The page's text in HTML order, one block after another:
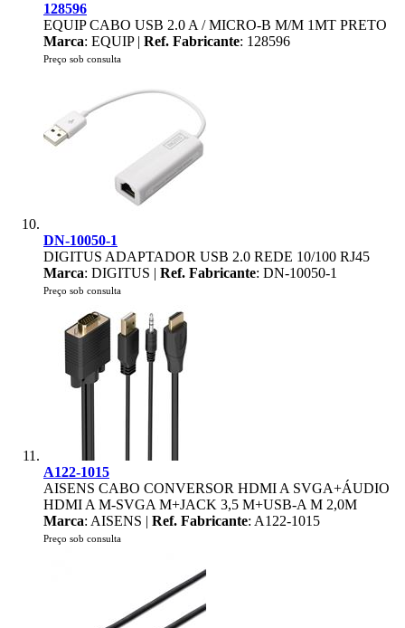
128596
EQUIP CABO USB 2.0 A / MICRO-B M/M 1MT PRETO
Marca: EQUIP | Ref. Fabricante: 128596
Preço sob consulta
DN-10050-1
DIGITUS ADAPTADOR USB 2.0 REDE 10/100 RJ45
Marca: DIGITUS | Ref. Fabricante: DN-10050-1
Preço sob consulta
A122-1015
AISENS CABO CONVERSOR HDMI A SVGA+ÁUDIO
HDMI A M-SVGA M+JACK 3,5 M+USB-A M 2,0M
Marca: AISENS | Ref. Fabricante: A122-1015
Preço sob consulta